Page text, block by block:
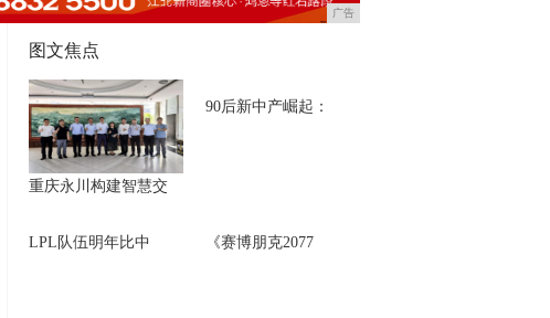
广告
图文焦点
重庆永川构建智慧交
90后新中产崛起：
LPL队伍明年比中 《赛博朋克2077